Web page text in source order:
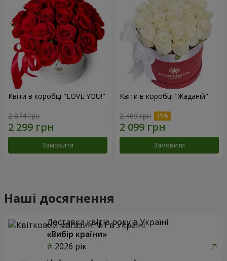
Квіти в коробці "LOVE YOU!"
2 874 грн
Замовити
Квіти в коробці "Жаданій"
2 469 грн
Замовити
Наші досягнення
Доставка квітів року в Україні
«Вибір країни»
2026 рік